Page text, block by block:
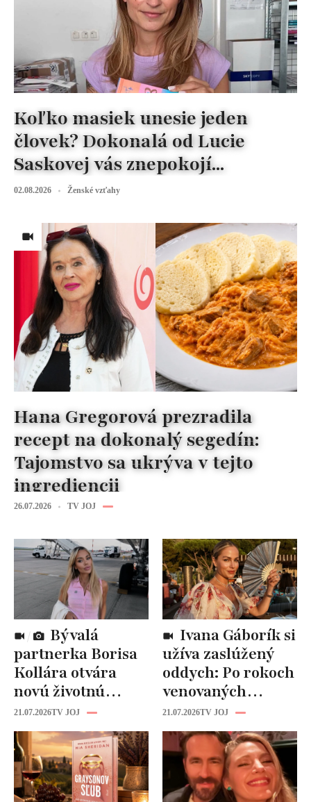
Koľko masiek unesie jeden
človek? Dokonalá od Lucie
Saskovej vás znepokojí...
02.08.2026 Ženské vzťahy
Hana Gregorová prezradila
recept na dokonalý segedín:
Tajomstvo sa ukrýva v tejto
ingrediencii
26.07.2026 TV JOJ
partnerka Borisa
Kollára otvára
novú životnú
kapitolu: Laura
Vizváryová ide
pomáhať ženám
21.07.2026TV JOJ
užíva zaslúžený
oddych: Po rokoch
venovaných
rodine prišiel čas
na seba
21.07.2026TV JOJ